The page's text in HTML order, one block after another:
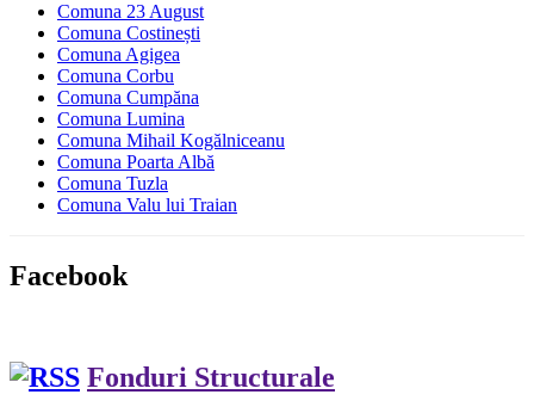
Comuna 23 August
Comuna Costinești
Comuna Agigea
Comuna Corbu
Comuna Cumpăna
Comuna Lumina
Comuna Mihail Kogălniceanu
Comuna Poarta Albă
Comuna Tuzla
Comuna Valu lui Traian
Facebook
Fonduri Structurale